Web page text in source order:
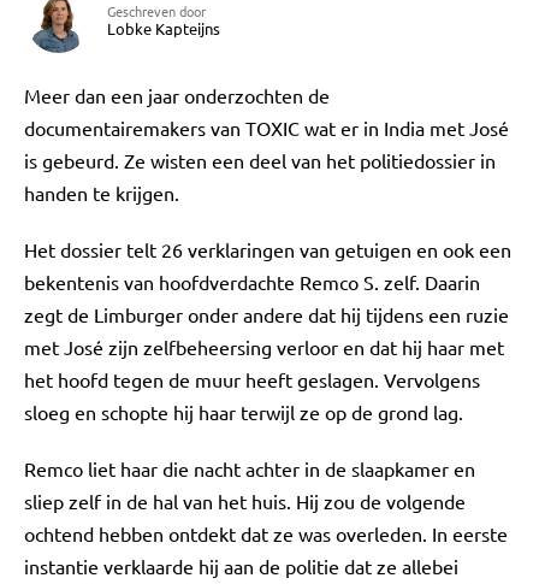
Geschreven door
Lobke Kapteijns
Meer dan een jaar onderzochten de
documentairemakers van TOXIC wat er in India met José
is gebeurd. Ze wisten een deel van het politiedossier in
handen te krijgen.
Het dossier telt 26 verklaringen van getuigen en ook een
bekentenis van hoofdverdachte Remco S. zelf. Daarin
zegt de Limburger onder andere dat hij tijdens een ruzie
met José zijn zelfbeheersing verloor en dat hij haar met
het hoofd tegen de muur heeft geslagen. Vervolgens
sloeg en schopte hij haar terwijl ze op de grond lag.
Remco liet haar die nacht achter in de slaapkamer en
sliep zelf in de hal van het huis. Hij zou de volgende
ochtend hebben ontdekt dat ze was overleden. In eerste
instantie verklaarde hij aan de politie dat ze allebei